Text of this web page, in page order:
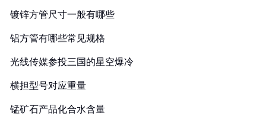
镀锌方管尺寸一般有哪些
铝方管有哪些常见规格
光线传媒参投三国的星空爆冷
横担型号对应重量
锰矿石产品化合水含量